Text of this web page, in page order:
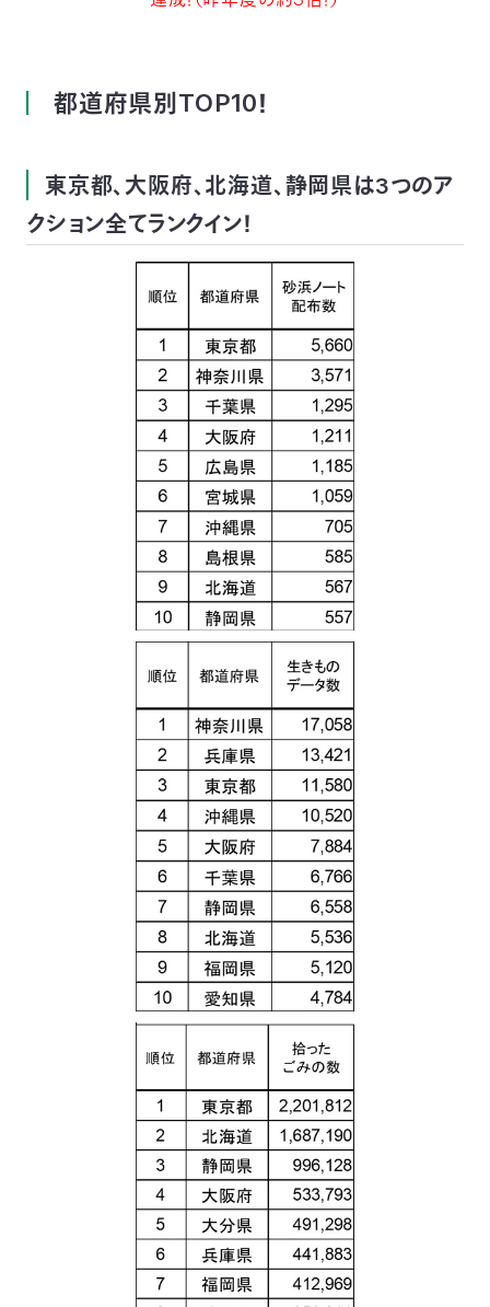
都道府県別TOP10！
東京都、大阪府、北海道、静岡県は3つのア
クション全てランクイン！